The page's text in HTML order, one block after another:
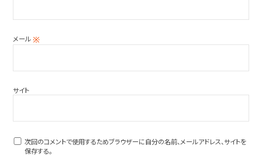
メール※
サイト
次回のコメントで使用するためブラウザーに自分の名前、メールアドレス、サイトを
保存する。